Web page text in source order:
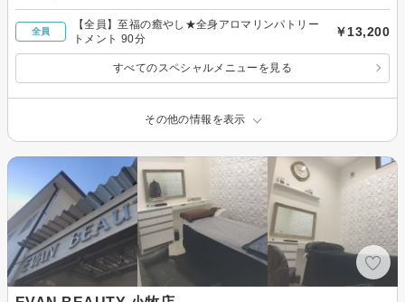
全員
【全員】至福の癒やし★全身アロマリンパトリー
トメント 90分
￥13,200
すべてのスペシャルメニューを見る
その他の情報を表示